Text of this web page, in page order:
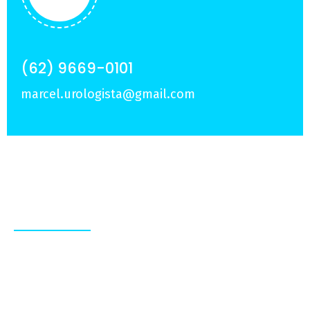
(62) 9669-0101
marcel.urologista@gmail.com